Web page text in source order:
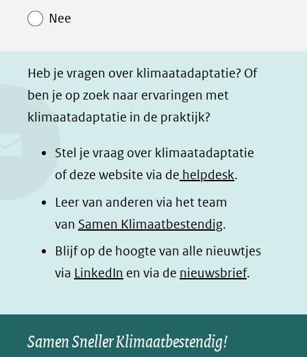
a
b
o
o
(opent
in
nieuw
venster)
naar
een
i
d
I
(opent
in
nieuw
venster)
naar
een
h
t
a
p
(opent
in
nieuw
venster)
naar
een
n
d
l
e
o
p
B
l
e
s
Nee
Heb je vragen over klimaatadaptatie? Of
ben je op zoek naar ervaringen met
klimaatadaptatie in de praktijk?
Stel je vraag over klimaatadaptatie
of deze website via de helpdesk.
Leer van anderen via het team
van Samen Klimaatbestendig.
Blijf op de hoogte van alle nieuwtjes
via LinkedIn (opent
nieuw
venster)
en via de nieuwsbrief.
Samen Sneller Klimaatbestendig!